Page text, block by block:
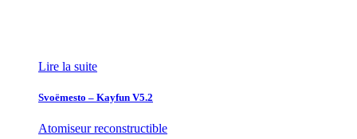
Lire la suite
Svoëmesto – Kayfun V5.2
Atomiseur reconstructible